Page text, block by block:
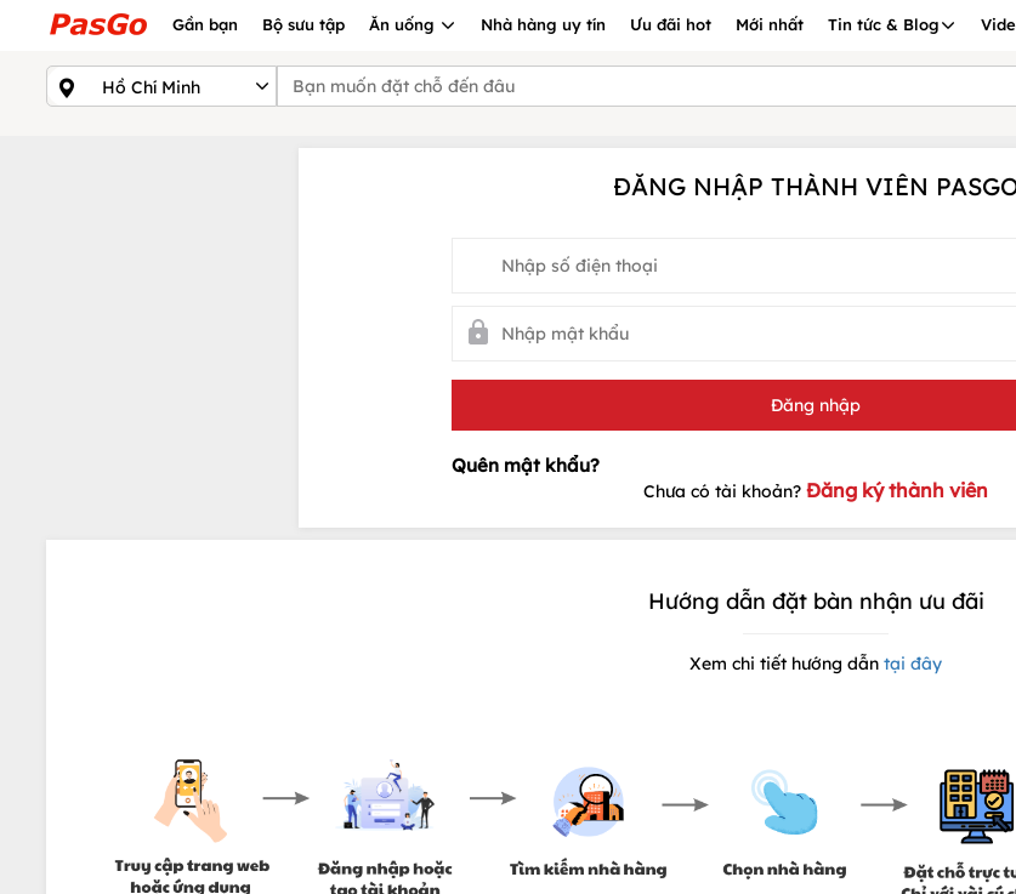
Gần bạn Bộ sưu tập Ăn uống Nhà hàng uy tín Ưu đãi hot Mới nhất Tin tức & Blog
ĐĂNG NHẬP THÀNH VIÊN
Chưa có tài khoản? Đăng ký thành viên
Hướng dẫn đặt bàn nhận ưu đãi
Xem chi tiết hướng dẫn tại đây